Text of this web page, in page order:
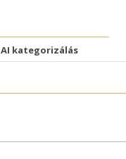
AI kategorizálás